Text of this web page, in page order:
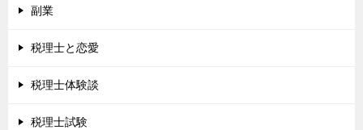
副業
税理士と恋愛
税理士体験談
税理士試験